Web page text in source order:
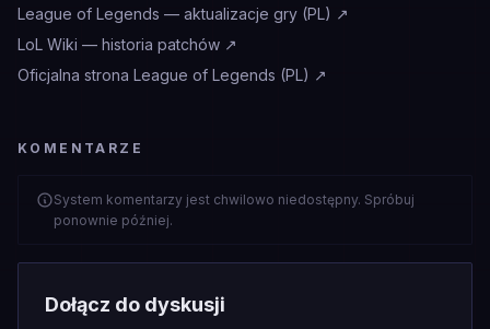
League of Legends — aktualizacje gry (PL) ↗
LoL Wiki — historia patchów ↗
Oficjalna strona League of Legends (PL) ↗
KOMENTARZE
System komentarzy jest chwilowo niedostępny. Spróbuj
ponownie później.
Dołącz do dyskusji